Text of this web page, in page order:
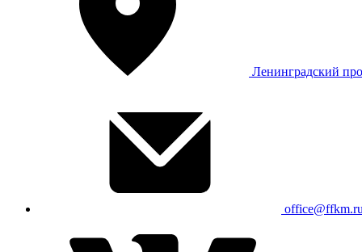
Ленинградский
office@ffkm.ru